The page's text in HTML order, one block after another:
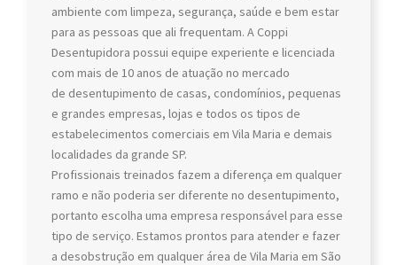
ambiente com limpeza, segurança, saúde e bem estar
para as pessoas que ali frequentam. A Coppi
Desentupidora possui equipe experiente e licenciada
com mais de 10 anos de atuação no mercado
de desentupimento de casas, condomínios, pequenas
e grandes empresas, lojas e todos os tipos de
estabelecimentos comerciais em Vila Maria e demais
localidades da grande SP.
Profissionais treinados fazem a diferença em qualquer
ramo e não poderia ser diferente no desentupimento,
portanto escolha uma empresa responsável para esse
tipo de serviço. Estamos prontos para atender e fazer
a desobstrução em qualquer área de Vila Maria em São